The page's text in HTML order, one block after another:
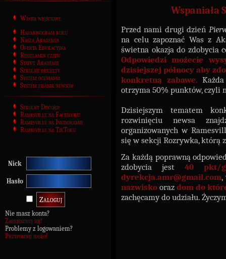
Wrota wejściowe
Harmonogram roku
Nasza Akademia
Oferta Edukacyjna
Regulamin czatu
Statut Akademii
Szkolne dekrety
System oceniania
System pisania newsów
Szkolny Discord
Ramesville na Facebooku
Ramesville na Instagramie
Ramesville na TikToku
Nick
Hasło
Nie masz konta?
Zarejestruj się!
Problemy z logowaniem?
Przypomnij hasło!
Wspaniała
Przed nami drugi dzień
na celu zapoznać Was z
świetna okazja do zdobycia
Odpowiedzi możecie
dzisiejszej północy aby
konkretną zabawe.
otrzyma 50% punktów, czyli
Dzisiejszym tematem
rozwinięciu newsa
organizowanych w
się w sekcji Rozrywka, którą
Za każdą poprawną
zdobycia jest 40 pkt/
dyrekcja.amr@gmail.com,
nazwisko orazdom do
zachęcamy do udziału.